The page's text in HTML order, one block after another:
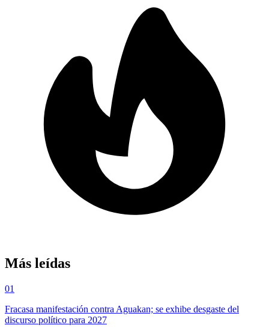
Más leídas
01
Fracasa manifestación contra Aguakan; se exhibe desgaste del
discurso político para 2027